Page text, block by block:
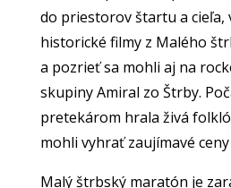
do priestorov štartu a cieľa,
historické filmy z Malého
a pozrieť sa mohli aj na
skupiny Amiral zo Štrby.
pretekárom hrala živá
mohli vyhrať zaujímavé
Malý štrbský maratón je